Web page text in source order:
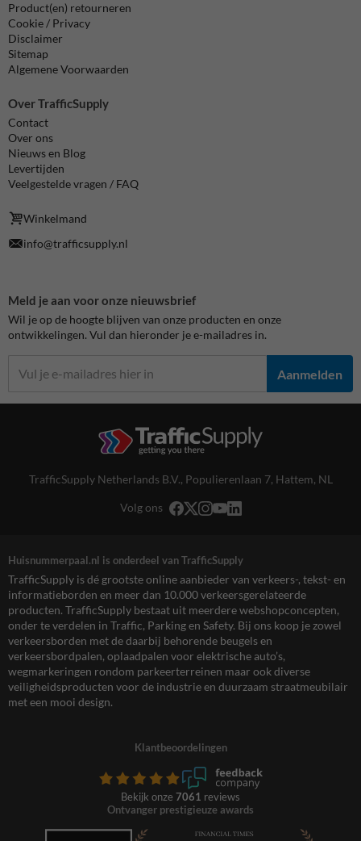
Product(en) retourneren
Cookie / Privacy
Disclaimer
Sitemap
Algemene Voorwaarden
Over TrafficSupply
Contact
Over ons
Nieuws en Blog
Levertijden
Veelgestelde vragen / FAQ
Winkelmand
info@trafficsupply.nl
Meld je aan voor onze nieuwsbrief
Wil je op de hoogte blijven van onze producten en onze
ontwikkelingen. Vul dan hieronder je e-mailadres in.
Aanmelden
TrafficSupply Netherlands B.V., Populierenlaan 7, Hattem, NL
Volg ons
Huisnummerpaal.nl is onderdeel van TrafficSupply
TrafficSupply is dé grootste online aanbieder van verkeers-, tekst- en
informatieborden en meer dan 10.000 verkeersgerelateerde
producten. TrafficSupply bestaat uit meerdere webshopconcepten,
onder te verdelen in Traffic, Parking en Safety. Bij ons koop je zowel
verkeersborden met de daarbij behorende beugels en
verkeersbordpalen, oplaadpalen voor elektrische auto’s,
wegmarkeringen rondom parkeerterreinen maar ook diverse
veiligheidsproducten voor de industrie en duurzaam straatmeubilair
met een mooi design.
Klantbeoordelingen
Bekijk onze 7061 reviews
Ontvanger prestigieuze awards